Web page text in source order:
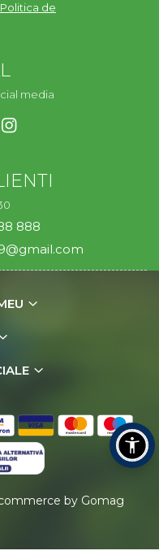
Politica de
media
888
by Gomag